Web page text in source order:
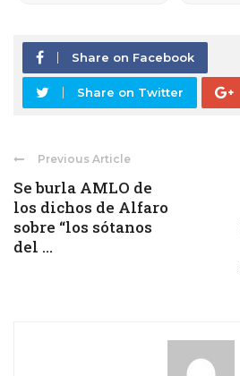
Share on Facebook
Share on Twitter
Previous Article
Se burla AMLO de
los dichos de Alfaro
sobre “los sótanos
del ...